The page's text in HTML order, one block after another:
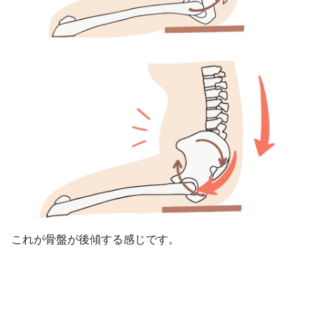
これが骨盤が後傾する感じです。